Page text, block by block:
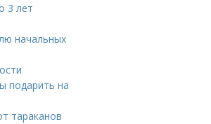
3 лет
начальных
подарить на
тараканов